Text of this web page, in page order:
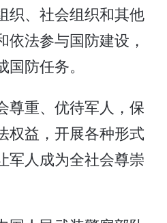
织、社会组织和其他
法参与国防建设，
防任务。
重、优待军人，保
权益，开展各种形式
军人成为全社会尊崇